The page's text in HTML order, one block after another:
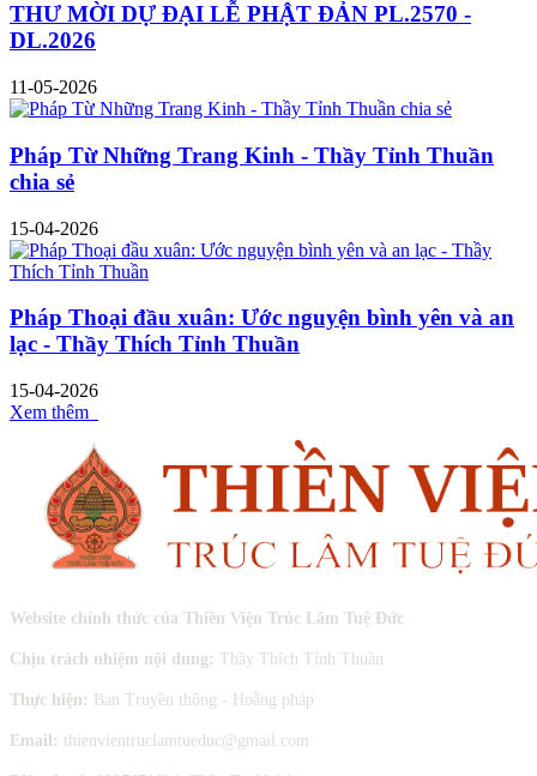
THƯ MỜI DỰ ĐẠI LỄ PHẬT ĐẢN PL.2570 -
DL.2026
11-05-2026
Pháp Từ Những Trang Kinh - Thầy Tỉnh Thuần
chia sẻ
15-04-2026
Pháp Thoại đầu xuân: Ước nguyện bình yên và an
lạc - Thầy Thích Tỉnh Thuần
15-04-2026
Xem thêm
Website chính thức của Thiền Viện Trúc Lâm Tuệ Đức
Chịu trách nhiệm nội dung: Thầy Thích Tỉnh Thuần
Thực hiện: Ban Truyền thông - Hoằng pháp
Email: thienvientruclamtueduc@gmail.com